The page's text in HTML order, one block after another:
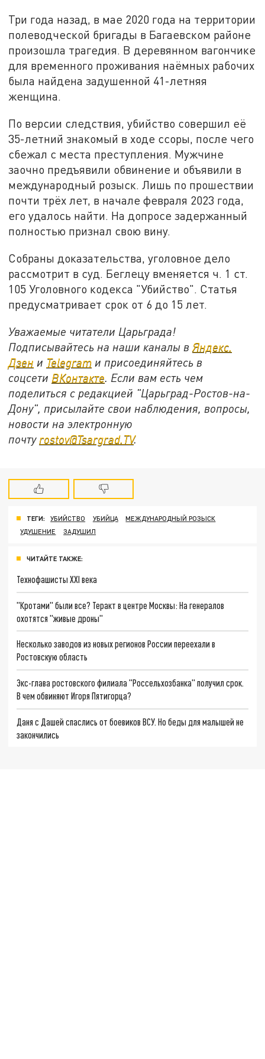
Три года назад, в мае 2020 года на территории
полеводческой бригады в Багаевском районе
произошла трагедия. В деревянном вагончике
для временного проживания наёмных рабочих
была найдена задушенной 41-летняя
женщина.
По версии следствия, убийство совершил её
35-летний знакомый в ходе ссоры, после чего
сбежал с места преступления. Мужчине
заочно предъявили обвинение и объявили в
международный розыск. Лишь по прошествии
почти трёх лет, в начале февраля 2023 года,
его удалось найти. На допросе задержанный
полностью признал свою вину.
Собраны доказательства, уголовное дело
рассмотрит в суд. Беглецу вменяется ч. 1 ст.
105 Уголовного кодекса "Убийство". Статья
предусматривает срок от 6 до 15 лет.
Уважаемые читатели Царьграда!
Подписывайтесь на наши каналы в Яндекс.
Дзен и Telegram и присоединяйтесь в
соцсети ВКонтакте . Если вам есть чем
поделиться с редакцией "Царьград-Ростов-на-
Дону", присылайте свои наблюдения, вопросы,
новости на электронную
почту rostov@Tsargrad.ТV.
ТЕГИ: УБИЙСТВО УБИЙЦА
МЕЖДУНАРОДНЫЙ РОЗЫСК
УДУШЕНИЕ
ЗАДУШИЛ
ЧИТАЙТЕ ТАКЖЕ:
Технофашисты XXI века
"Кротами" были все? Теракт в центре Москвы: На генералов
охотятся "живые дроны"
Несколько заводов из новых регионов России переехали в
Ростовскую область
Экс-глава ростовского филиала "Россельхозбанка" получил срок.
В чем обвиняют Игоря Пятигорца?
Даня с Дашей спаслись от боевиков ВСУ. Но беды для малышей не
закончились